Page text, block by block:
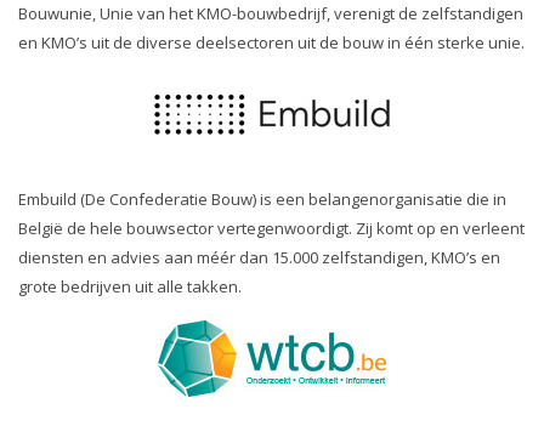
Bouwunie, Unie van het KMO-bouwbedrijf, verenigt de zelfstandigen
en KMO’s uit de diverse deelsectoren uit de bouw in één sterke unie.
Embuild (De Confederatie Bouw) is een belangenorganisatie die in
België de hele bouwsector vertegenwoordigt. Zij komt op en verleent
diensten en advies aan méér dan 15.000 zelfstandigen, KMO’s en
grote bedrijven uit alle takken.